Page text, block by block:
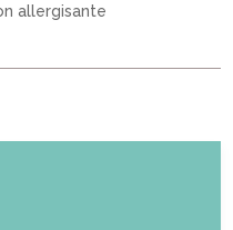
allergisante